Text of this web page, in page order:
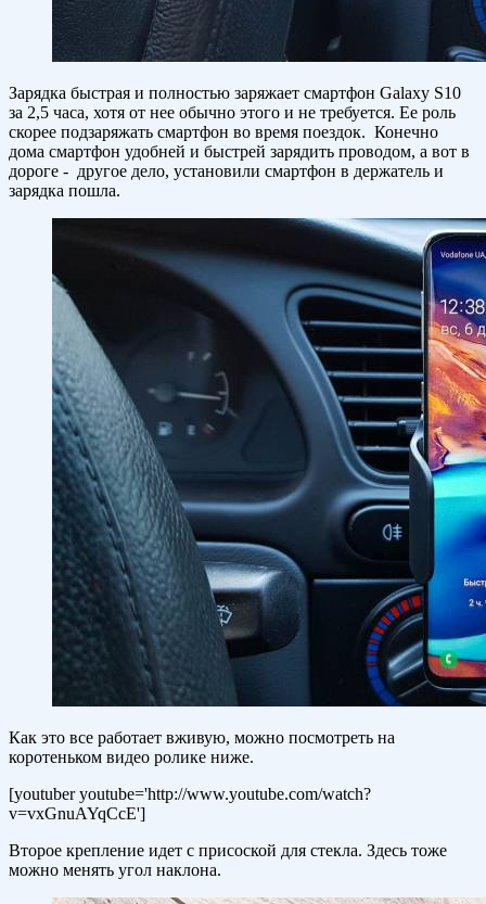
Зарядка быстрая и полностью заряжает смартфон Galaxy S10
за 2,5 часа, хотя от нее обычно этого и не требуется. Ее роль
скорее подзаряжать смартфон во время поездок. Конечно
дома смартфон удобней и быстрей зарядить проводом, а вот в
дороге - другое дело, установили смартфон в держатель и
зарядка пошла.
Как это все работает вживую, можно посмотреть на
коротеньком видео ролике ниже.
[youtuber youtube='http://www.youtube.com/watch?
v=vxGnuAYqCcE']
Второе крепление идет с присоской для стекла. Здесь тоже
можно менять угол наклона.